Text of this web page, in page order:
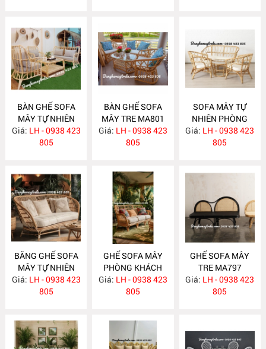
BÀN GHẾ SOFA
MÂY TỰ NHIÊN
PHÒNG KHÁCH
MA811
Giá: LH - 0938 423
805
BÀN GHẾ SOFA
MÂY TRE MA801
Giá: LH - 0938 423
805
SOFA MÂY TỰ
NHIÊN PHÒNG
KHÁCH MA800
Giá: LH - 0938 423
805
BĂNG GHẾ SOFA
MÂY TỰ NHIÊN
PHÒNG KHÁCH
MA799
Giá: LH - 0938 423
805
GHẾ SOFA MÂY
PHÒNG KHÁCH
MA798
Giá: LH - 0938 423
805
GHẾ SOFA MÂY
TRE MA797
Giá: LH - 0938 423
805